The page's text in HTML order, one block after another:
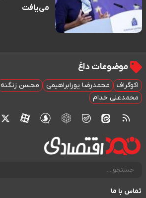
می‌یافت
موضوعات داغ
اکوگراف محمدرضا پورابراهیمی محسن زنگنه
محمدعلی خدام
تماس با ما